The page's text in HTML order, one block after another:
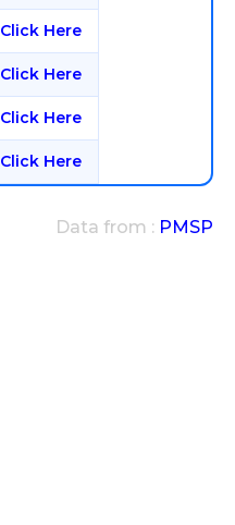
Click Here
Click Here
Click Here
Click Here
Data from : PMSP